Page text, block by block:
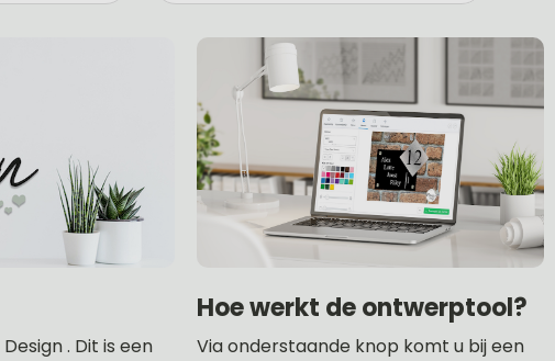
. Dit is een
Hoe werkt de ontwerptool?
Via onderstaande knop komt u bij een